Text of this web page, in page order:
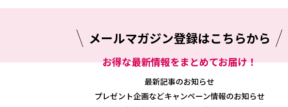
メールマガジン登録はこちらから
お得な最新情報をまとめてお届け！
最新記事のお知らせ
プレゼント企画などキャンペーン情報のお知らせ